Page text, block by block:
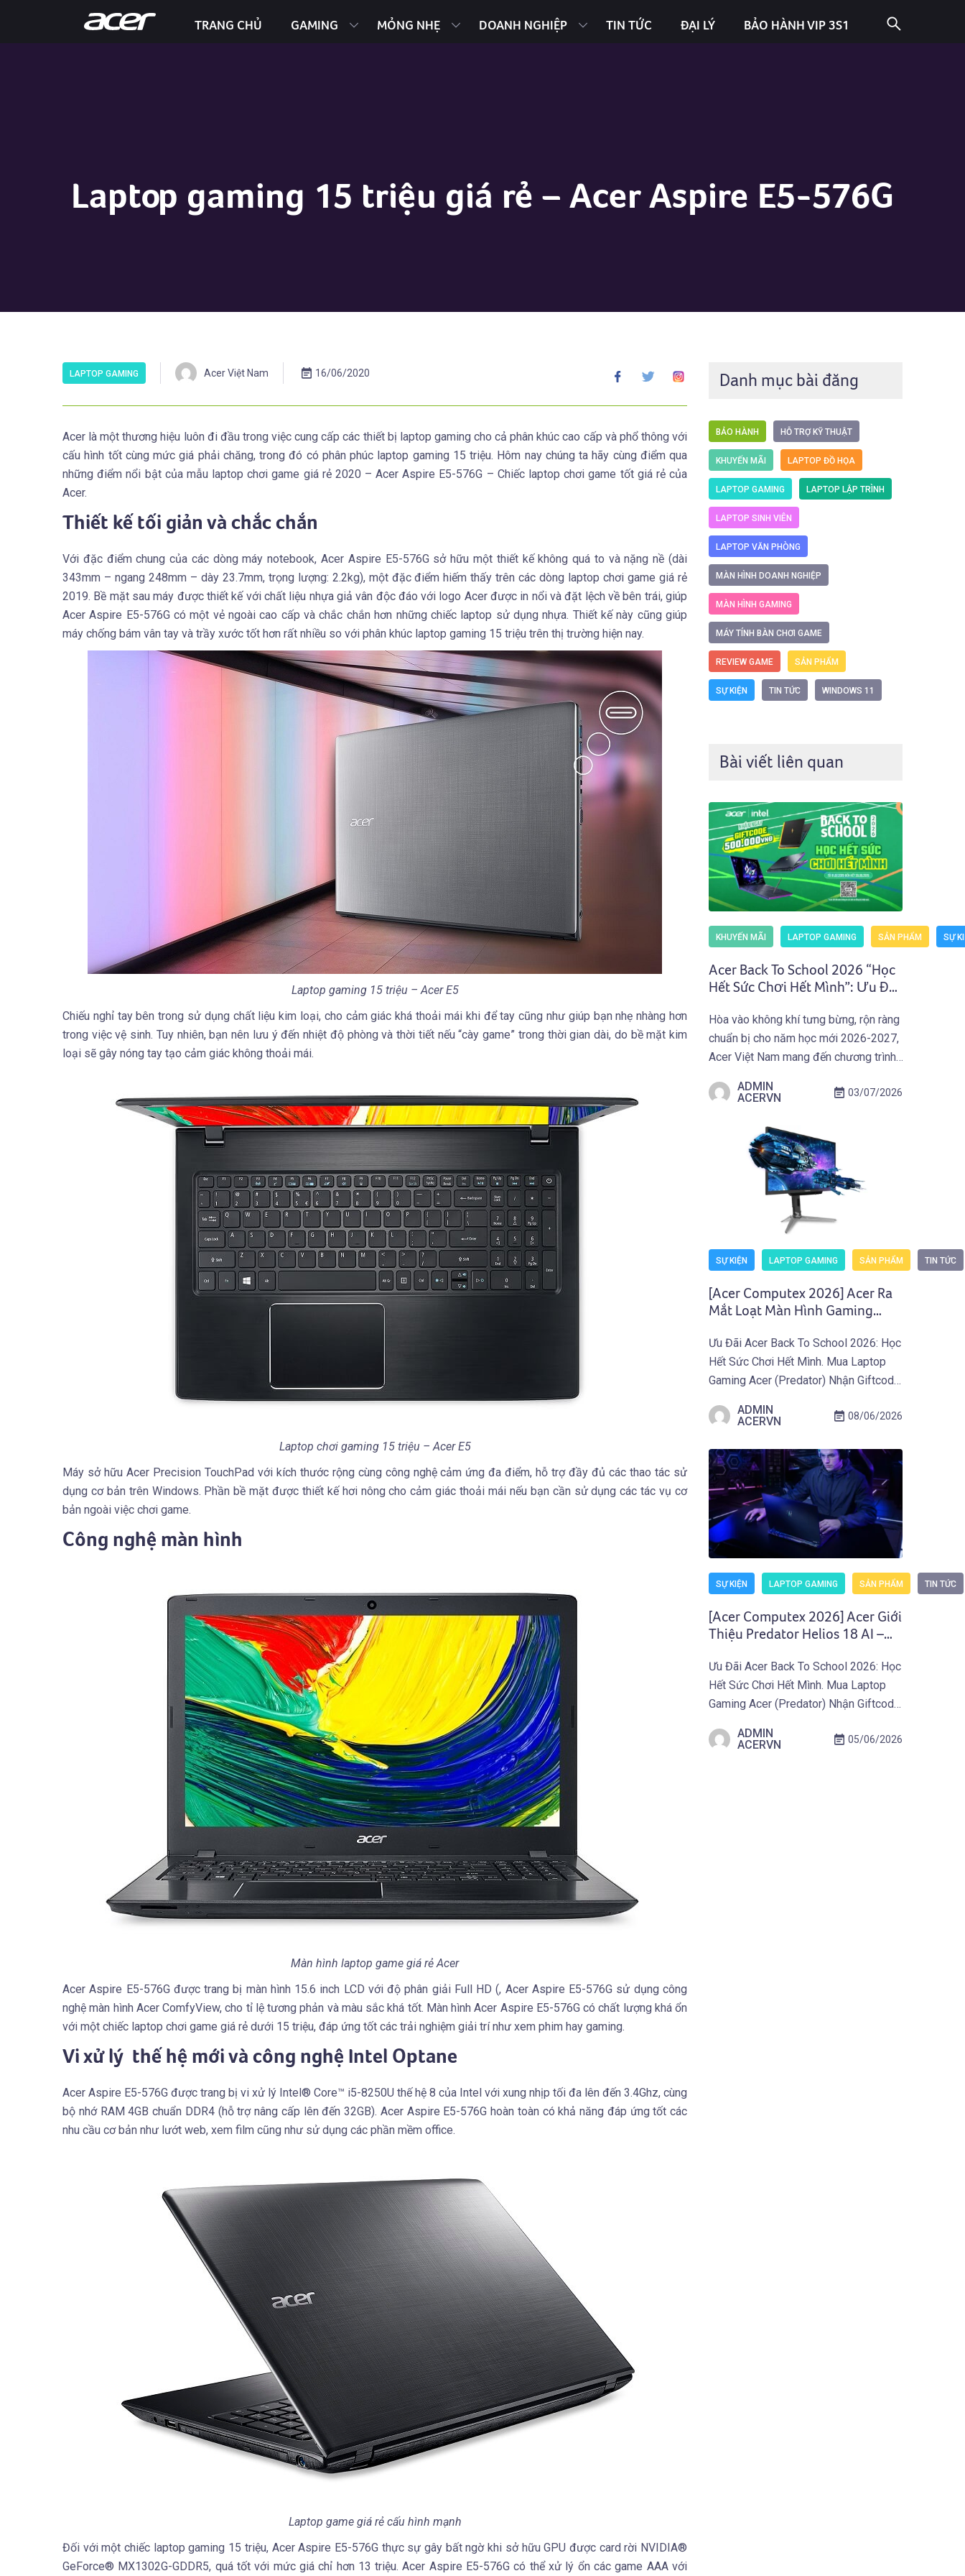
TRANG CHỦ GAMING MỎNG NHẸ DOANH NGHIỆP TIN TỨC ĐẠI LÝ BẢO HÀNH VIP 3S1
Laptop gaming 15 triệu giá rẻ – Acer Aspire E5-576G
LAPTOP GAMING Acer Việt Nam 16/06/2020
Acer là một thương hiệu luôn đi đầu trong việc cung cấp các thiết bị laptop gaming cho cả phân khúc cao cấp và phổ thông với
cấu hình tốt cùng mức giá phải chăng, trong đó có phân phúc laptop gaming 15 triệu. Hôm nay chúng ta hãy cùng điểm qua
những điểm nổi bật của mẫu laptop chơi game giá rẻ 2020 – Acer Aspire E5-576G – Chiếc laptop chơi game tốt giá rẻ của
Acer.
Thiết kế tối giản và chắc chắn
Với đặc điểm chung của các dòng máy notebook, Acer Aspire E5-576G sở hữu một thiết kế không quá to và nặng nề (dài
343mm – ngang 248mm – dày 23.7mm, trọng lượng: 2.2kg), một đặc điểm hiếm thấy trên các dòng laptop chơi game giá rẻ
2019. Bề mặt sau máy được thiết kế với chất liệu nhựa giả vân độc đáo với logo Acer được in nổi và đặt lệch về bên trái, giúp
Acer Aspire E5-576G có một vẻ ngoài cao cấp và chắc chắn hơn những chiếc laptop sử dụng nhựa. Thiết kế này cũng giúp
máy chống bám vân tay và trầy xước tốt hơn rất nhiều so với phân khúc laptop gaming 15 triệu trên thị trường hiện nay.
Laptop gaming 15 triệu – Acer E5
Chiếu nghỉ tay bên trong sử dụng chất liệu kim loại, cho cảm giác khá thoải mái khi để tay cũng như giúp bạn nhẹ nhàng hơn
trong việc vệ sinh. Tuy nhiên, bạn nên lưu ý đến nhiệt độ phòng và thời tiết nếu “cày game” trong thời gian dài, do bề mặt kim
loại sẽ gây nóng tay tạo cảm giác không thoải mái.
Laptop chơi gaming 15 triệu – Acer E5
Máy sở hữu Acer Precision TouchPad với kích thước rộng cùng công nghệ cảm ứng đa điểm, hỗ trợ đầy đủ các thao tác sử
dụng cơ bản trên Windows. Phần bề mặt được thiết kế hơi nông cho cảm giác thoải mái nếu bạn cần sử dụng các tác vụ cơ
bản ngoài việc chơi game.
Công nghệ màn hình
Màn hình laptop game giá rẻ Acer
Acer Aspire E5-576G được trang bị màn hình 15.6 inch LCD với độ phân giải Full HD (, Acer Aspire E5-576G sử dụng công
nghệ màn hình Acer ComfyView, cho tỉ lệ tương phản và màu sắc khá tốt. Màn hình Acer Aspire E5-576G có chất lượng khá ổn
với một chiếc laptop chơi game giá rẻ dưới 15 triệu, đáp ứng tốt các trải nghiệm giải trí như xem phim hay gaming.
Vi xử lý thế hệ mới và công nghệ Intel Optane
Acer Aspire E5-576G được trang bị vi xử lý Intel® Core™ i5-8250U thế hệ 8 của Intel với xung nhịp tối đa lên đến 3.4Ghz, cùng
bộ nhớ RAM 4GB chuẩn DDR4 (hỗ trợ nâng cấp lên đến 32GB). Acer Aspire E5-576G hoàn toàn có khả năng đáp ứng tốt các
nhu cầu cơ bản như lướt web, xem film cũng như sử dụng các phần mềm office.
Laptop game giá rẻ cấu hình mạnh
Đối với một chiếc laptop gaming 15 triệu, Acer Aspire E5-576G thực sự gây bất ngờ khi sở hữu GPU được card rời NVIDIA®
GeForce® MX1302G-GDDR5, quá tốt với mức giá chỉ hơn 13 triệu. Acer Aspire E5-576G có thể xử lý ổn các game AAA với
Danh mục bài đăng
BẢO HÀNH HỖ TRỢ KỸ THUẬT
KHUYẾN MÃI LAPTOP ĐỒ HỌA
LAPTOP GAMING LAPTOP LẬP TRÌNH
LAPTOP SINH VIÊN
LAPTOP VĂN PHÒNG
MÀN HÌNH DOANH NGHIỆP
MÀN HÌNH GAMING
MÁY TÍNH BÀN CHƠI GAME
REVIEW GAME SẢN PHẨM
SỰ KIỆN TIN TỨC WINDOWS 11
Bài viết liên quan
KHUYẾN MÃI LAPTOP GAMING SẢN PHẨM SỰ
Acer Back To School 2026 “Học
Hết Sức Chơi Hết Mình”: Ưu Đãi
(Predator) Nhận Giftcode
500.000 VNĐ (01.07 –
30.09.2026)
Hòa vào không khí tưng bừng, rộn ràng
chuẩn bị cho năm học mới 2026-2027,
Acer Việt Nam mang đến chương trình
Back To School 2026 “Học Hết Sức
Sinh Sinh Viên và người dùng sở hữu
Laptop Gaming […]
ADMIN
ACERVN
03/07/2026
SỰ KIỆN LAPTOP GAMING SẢN PHẨM TIN TỨC
[Acer Computex 2026] Acer Ra
Mắt Loạt Màn Hình Gaming
Ưu Đãi Acer Back To School 2026: Học
Hết Sức Chơi Hết Mình. Mua Laptop
Gaming Acer (Predator) Nhận Giftcode
30.09.2026. Khám Phá Ưu Đãi Ngay
Acer công bố thế hệ màn hình gaming
mới thuộc hai dòng Predator và Acer
Nitro, tích […]
ADMIN
ACERVN
08/06/2026
SỰ KIỆN LAPTOP GAMING SẢN PHẨM TIN TỨC
[Acer Computex 2026] Acer Giới
Thiệu Predator Helios 18 AI –
Dành Cho Game Thủ Chuyên
Nghiệp
Ưu Đãi Acer Back To School 2026: Học
Hết Sức Chơi Hết Mình. Mua Laptop
Gaming Acer (Predator) Nhận Giftcode
30.09.2026. Khám Phá Ưu Đãi Ngay
ADMIN
ACERVN
05/06/2026